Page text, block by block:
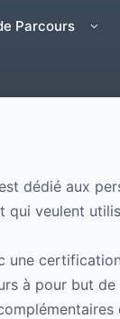
Parcours
dédié aux
qui veulent
une
à pour but